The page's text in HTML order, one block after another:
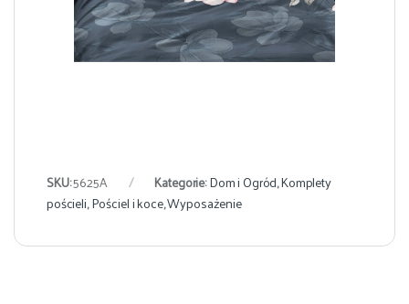
SKU:5625A Kategorie:Dom i Ogród,Komplety
pościeli,Pościel i koce,Wyposażenie